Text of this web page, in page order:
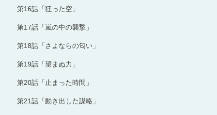
第16話「狂った空」
第17話「嵐の中の襲撃」
第18話「さよならの匂い」
第19話「望まぬ力」
第20話「止まった時間」
第21話「動き出した謀略」